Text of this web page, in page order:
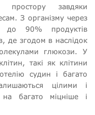
простору завдяки
З організму через
до 90% продуктів
де згодом в наслідок
глюкози. У
такі як клітини
судин і багато
цілими і
багато міцніше і